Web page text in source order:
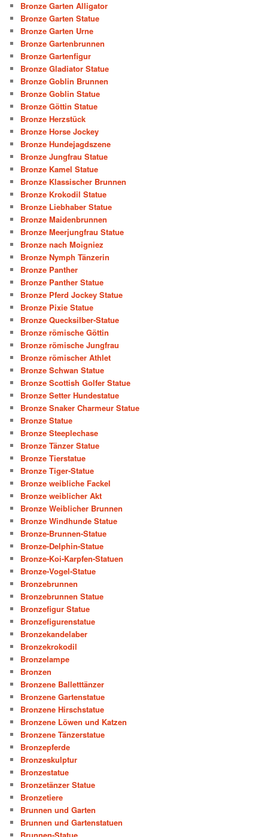
Bronze Garten Alligator
Bronze Garten Statue
Bronze Garten Urne
Bronze Gartenbrunnen
Bronze Gartenfigur
Bronze Gladiator Statue
Bronze Goblin Brunnen
Bronze Goblin Statue
Bronze Göttin Statue
Bronze Herzstück
Bronze Horse Jockey
Bronze Hundejagdszene
Bronze Jungfrau Statue
Bronze Kamel Statue
Bronze Klassischer Brunnen
Bronze Krokodil Statue
Bronze Liebhaber Statue
Bronze Maidenbrunnen
Bronze Meerjungfrau Statue
Bronze nach Moigniez
Bronze Nymph Tänzerin
Bronze Panther
Bronze Panther Statue
Bronze Pferd Jockey Statue
Bronze Pixie Statue
Bronze Quecksilber-Statue
Bronze römische Göttin
Bronze römische Jungfrau
Bronze römischer Athlet
Bronze Schwan Statue
Bronze Scottish Golfer Statue
Bronze Setter Hundestatue
Bronze Snaker Charmeur Statue
Bronze Statue
Bronze Steeplechase
Bronze Tänzer Statue
Bronze Tierstatue
Bronze Tiger-Statue
Bronze weibliche Fackel
Bronze weiblicher Akt
Bronze Weiblicher Brunnen
Bronze Windhunde Statue
Bronze-Brunnen-Statue
Bronze-Delphin-Statue
Bronze-Koi-Karpfen-Statuen
Bronze-Vogel-Statue
Bronzebrunnen
Bronzebrunnen Statue
Bronzefigur Statue
Bronzefigurenstatue
Bronzekandelaber
Bronzekrokodil
Bronzelampe
Bronzen
Bronzene Balletttänzer
Bronzene Gartenstatue
Bronzene Hirschstatue
Bronzene Löwen und Katzen
Bronzene Tänzerstatue
Bronzepferde
Bronzeskulptur
Bronzestatue
Bronzetänzer Statue
Bronzetiere
Brunnen und Garten
Brunnen und Gartenstatuen